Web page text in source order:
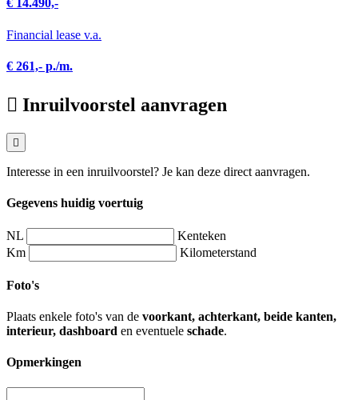
€ 14.490,-
Financial lease v.a.
€ 261,- p./m.
Inruilvoorstel aanvragen
Interesse in een inruilvoorstel? Je kan deze direct aanvragen.
Gegevens huidig voertuig
NL
Kenteken
Km
Kilometerstand
Foto's
Plaats enkele foto's van de voorkant, achterkant, beide kanten,
interieur, dashboard en eventuele schade.
Opmerkingen